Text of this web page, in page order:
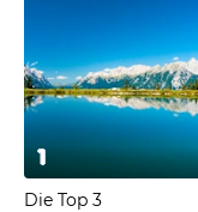
1
Die Top 3